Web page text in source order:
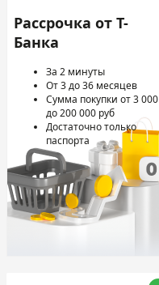
Рассрочка от Т-
Банка
За 2 минуты
От 3 до 36 месяцев
Сумма покупки от 3 000
до 200 000 руб
Достаточно только
паспорта